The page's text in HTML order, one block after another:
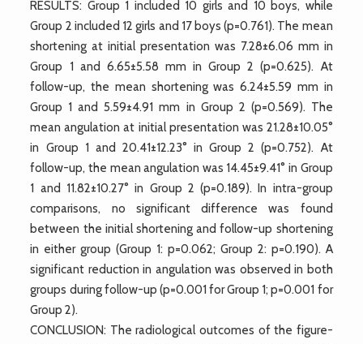
RESULTS: Group 1 included 10 girls and 10 boys, while
Group 2 included 12 girls and 17 boys (p=0.761). The mean
shortening at initial presentation was 7.28±6.06 mm in
Group 1 and 6.65±5.58 mm in Group 2 (p=0.625). At
follow-up, the mean shortening was 6.24±5.59 mm in
Group 1 and 5.59±4.91 mm in Group 2 (p=0.569). The
mean angulation at initial presentation was 21.28±10.05°
in Group 1 and 20.41±12.23° in Group 2 (p=0.752). At
follow-up, the mean angulation was 14.45±9.41° in Group
1 and 11.82±10.27° in Group 2 (p=0.189). In intra-group
comparisons, no significant difference was found
between the initial shortening and follow-up shortening
in either group (Group 1: p=0.062; Group 2: p=0.190). A
significant reduction in angulation was observed in both
groups during follow-up (p=0.001 for Group 1; p=0.001 for
Group 2).
CONCLUSION: The radiological outcomes of the figure-